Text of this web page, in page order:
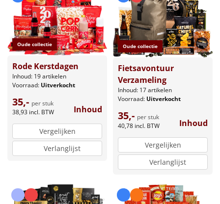
Oude collectie
Rode Kerstdagen
Inhoud: 19 artikelen
Voorraad: Uitverkocht
35,- per stuk
38,93 incl. BTW Inhoud
Vergelijken
Verlanglijst
Oude collectie
Fietsavontuur
Verzameling
Inhoud: 17 artikelen
Voorraad: Uitverkocht
35,- per stuk
40,78 incl. BTW Inhoud
Vergelijken
Verlanglijst